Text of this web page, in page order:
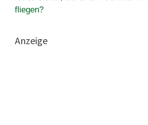
fliegen?
Anzeige